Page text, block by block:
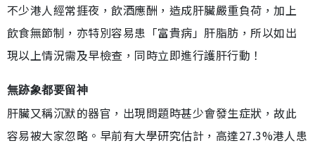
不少港人經常捱夜，飲酒應酬，造成肝臟嚴重負荷，加上
飲食無節制，亦特別容易患「富貴病」肝脂肪，所以如出
現以上情況需及早檢查，同時立即進行護肝行動！
無跡象都要留神
肝臟又稱沉默的器官，出現問題時甚少會發生症狀，故此
容易被大家忽略。早前有大學研究估計，高達27.3%港人患